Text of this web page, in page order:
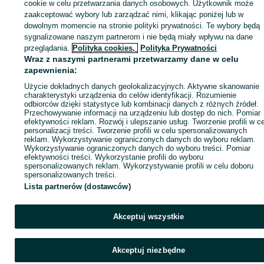
sprzedającym
Zaloguj się / Załóż konto
Wyślij wiadomość
cookie w celu przetwarzania danych osobowych. Użytkownik może
zaakceptować wybory lub zarządzać nimi, klikając poniżej lub w
dowolnym momencie na stronie polityki prywatności. Te wybory będą
sygnalizowane naszym partnerom i nie będą miały wpływu na dane
przeglądania. Polityka cookies, Polityka Prywatności
Wraz z naszymi partnerami przetwarzamy dane w celu
zapewnienia:
Użycie dokładnych danych geolokalizacyjnych. Aktywne skanowanie
charakterystyki urządzenia do celów identyfikacji. Rozumienie
odbiorców dzięki statystyce lub kombinacji danych z różnych źródeł.
Przechowywanie informacji na urządzeniu lub dostęp do nich. Pomiar
efektywności reklam. Rozwój i ulepszanie usług. Tworzenie profili w
personalizacji treści. Tworzenie profili w celu spersonalizowanych
reklam. Wykorzystywanie ograniczonych danych do wyboru reklam.
Wykorzystywanie ograniczonych danych do wyboru treści. Pomiar
efektywności treści. Wykorzystanie profili do wyboru
spersonalizowanych reklam. Wykorzystywanie profili w celu doboru
spersonalizowanych treści.
Lista partnerów (dostawców)
Akceptuj wszystkie
Akceptuj niezbędne